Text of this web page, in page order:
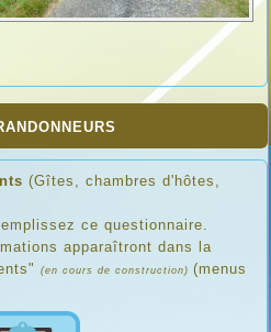
(Gîtes, chambres d'hôtes,
ce questionnaire.
apparaîtront dans la
(en cours de construction) (menus